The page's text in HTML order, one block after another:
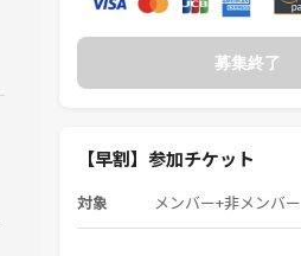
募集終了
【早割】参加チケット
対象 メンバー+非メンバー